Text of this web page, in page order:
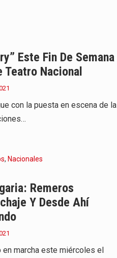
Este Fin De Semana
Nacional
con la puesta en escena de la
, Nacionales
Remeros
Y Desde Ahí
en marcha este miércoles el